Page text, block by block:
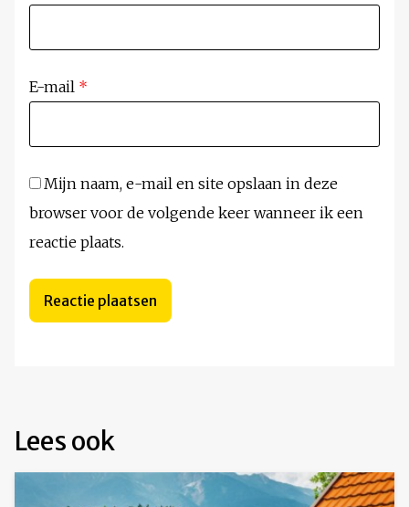
E-mail *
Mijn naam, e-mail en site opslaan in deze
browser voor de volgende keer wanneer ik een
reactie plaats.
Lees ook